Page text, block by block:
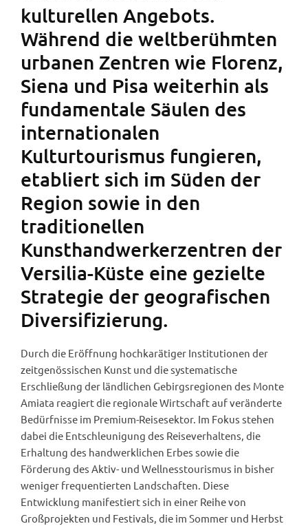
kulturellen Angebots.
Während die weltberühmten
urbanen Zentren wie Florenz,
Siena und Pisa weiterhin als
fundamentale Säulen des
internationalen
Kulturtourismus fungieren,
etabliert sich im Süden der
Region sowie in den
traditionellen
Kunsthandwerkerzentren der
Versilia-Küste eine gezielte
Strategie der geografischen
Diversifizierung.
Durch die Eröffnung hochkarätiger Institutionen der
zeitgenössischen Kunst und die systematische
Erschließung der ländlichen Gebirgsregionen des Monte
Amiata reagiert die regionale Wirtschaft auf veränderte
Bedürfnisse im Premium-Reisesektor. Im Fokus stehen
dabei die Entschleunigung des Reiseverhaltens, die
Erhaltung des handwerklichen Erbes sowie die
Förderung des Aktiv- und Wellnesstourismus in bisher
weniger frequentierten Landschaften. Diese
Entwicklung manifestiert sich in einer Reihe von
Großprojekten und Festivals, die im Sommer und Herbst